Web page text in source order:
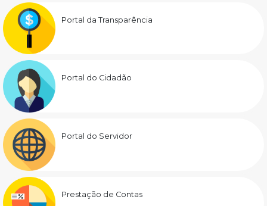
Portal da Transparência
Portal do Cidadão
Portal do Servidor
Prestação de Contas